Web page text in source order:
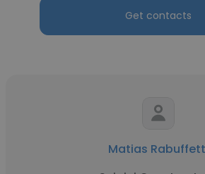
Get contacts
Matias